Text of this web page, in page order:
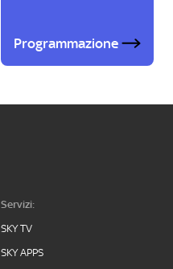
Programmazione
Servizi:
SKY TV
SKY APPS